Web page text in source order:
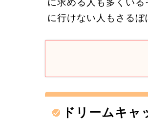
に行けない人もさるぼ
ドリームキャ